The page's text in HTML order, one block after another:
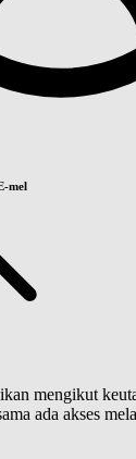
mel
mengikut
ada akses